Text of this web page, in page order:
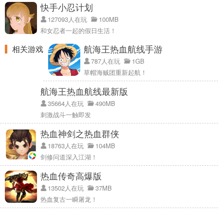
快手小忍计划
127093人在玩
100MB
和女忍者一起的假日生活！
相关游戏 航海王热血航线手游
787人在玩
1GB
草帽海贼团重新起航！
航海王热血航线最新版
35664人在玩
490MB
刺激战斗一触即发
热血神剑之热血群侠
18763人在玩
104MB
剑修问道深入江湖！
热血传奇高爆版
13502人在玩
37MB
热血复古一瞬屠龙！